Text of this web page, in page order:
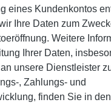
eines Kundenkontos
Ihre Daten zum
Weitere
Ihrer Daten,
unsere Dienstleister
, Zahlungs- und
finden Sie in den